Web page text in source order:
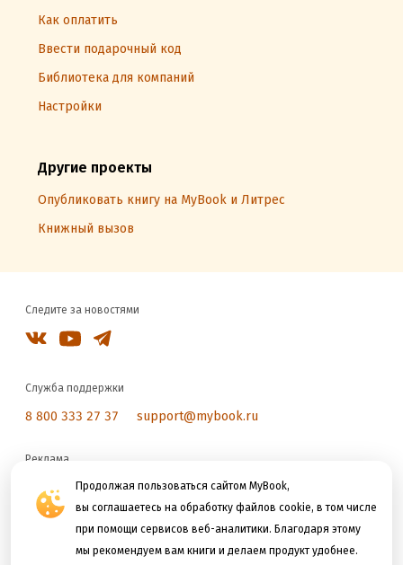
Продолжая пользоваться сайтом MyBook,
вы соглашаетесь на обработку файлов cookie, в том числе
при помощи сервисов веб-аналитики. Благодаря этому
мы рекомендуем вам книги и делаем продукт удобнее.
Как оплатить
Ввести подарочный код
Библиотека для компаний
Настройки
Другие проекты
Опубликовать книгу на MyBook и Литрес
Книжный вызов
Следите за новостями
Служба поддержки
8 800 333 27 37 support@mybook.ru
Реклама
reklama@litres.ru
Мы принимаем к оплате